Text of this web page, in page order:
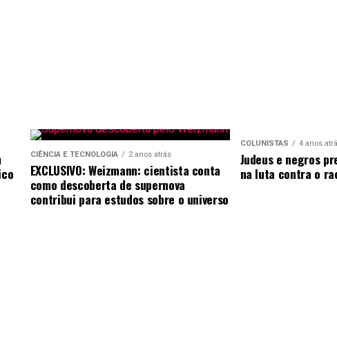
CIÊNCIA E TECNOLOGIA 2 anos atrás
EXCLUSIVO: Weizmann: cientista conta
como descoberta de supernova
contribui para estudos sobre o universo
COLUNISTAS 4 anos
Judeus e negros
na luta contra o